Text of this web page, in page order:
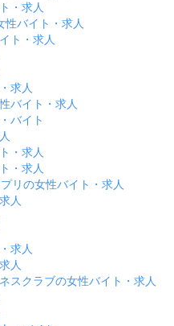
・求人
性バイト・求人
ト・求人
求人
バイト・求人
バイト
・求人
・求人
リの女性バイト・求人
人
求人
人
スクラブの女性バイト・求人